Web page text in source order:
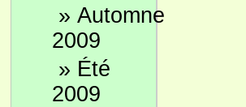
» Automne
2009
» Été
2009